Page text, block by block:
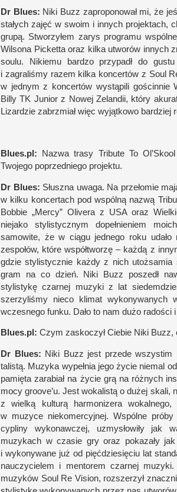
Dr Blues: Niki Buzz zaproponował mi, że
stałych zajęć w swoim i innych projek­tach,
grupą. Stworzyłem zarys programu
Wil­sona Pic­ketta oraz kilka utworów innych
soulu. Nikiemu bar­dzo przy­padł do
i zagraliśmy razem kilka kon­cer­tów z Soul
w jed­nymz kon­cer­tów wystąpili gościn­nie
BillyTK Juniorz Nowej Zelan­dii, który
Lizar­dzie zabrzmiał więc wyjąt­kowo bar­dziej
Blues​.pl: Nazwa trasy Tribute To
Twojego poprzed­niego projektu.
Dr Blues: Słuszna uwaga. Na prze­łomie
w kilku kon­cer­tach pod wspólną nazwą
Bob­bie „Mercy” Olivera z USAoraz
niejako stylistycz­nym dopeł­nieniem
samowite, żew ciągu jed­nego roku
zespołów, które współ­tworzę – każdą z i
gdzie stylistycz­nie każdyz nich utoż­samia
gram na co dzień. Niki Buzz poszedł
stylistykę czar­nej muzyki z lat
szerzyliśmy nieco klimat wykonywanych
wczesnego funku. Dało to nam dużo rado­ści
Blues​.pl: Czym zaskoczył Ciebie Niki
Dr Blues: Niki Buzz jest przede wszystim
talistą. Muzyka wypeł­nia jego życie nie­mal
pamięta zarabiał na życie grą na róż­nych
mocy groove’u. Jest wokalistąo dużej skali,
z wielką kul­turą har­monizera
w muzyce nie­komer­cyj­nej. Wspólne próby
cypliny wykonaw­czej, uzmysłowiły jak
muzykach w czasie gry oraz pokazały
i wykonywane już od pięć­dziesięciu lat
nauczycielem i men­torem czar­nej
muzyków Soul Re Vision, roz­szerzył